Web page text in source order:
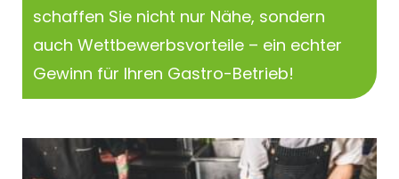
schaffen Sie nicht nur Nähe, sondern
auch Wettbewerbsvorteile – ein echter
Gewinn für Ihren Gastro-Betrieb!